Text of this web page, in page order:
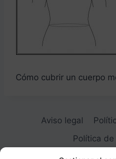
Cómo cubrir un cuerpo
Aviso legal
Política